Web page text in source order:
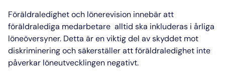
Föräldraledighet och lönerevision innebär att
föräldralediga medarbetare alltid ska inkluderas i årliga
löneöversyner. Detta är en viktig del av skyddet mot
diskriminering och säkerställer attföräldraledighet inte
påverkar löneutvecklingen negativt.